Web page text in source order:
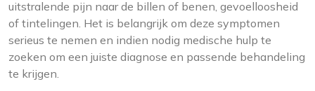
uitstralende pijn naar de billen of benen, gevoelloosheid
of tintelingen. Het is belangrijk om deze symptomen
serieus te nemen en indien nodig medische hulp te
zoeken om een juiste diagnose en passende behandeling
te krijgen.